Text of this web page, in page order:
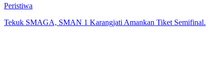
Peristiwa
Tekuk SMAGA, SMAN 1 Karangjati Amankan Tiket Semifinal.